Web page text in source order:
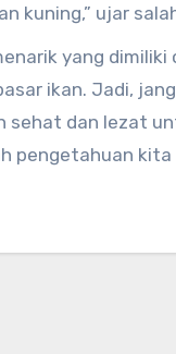
kuning,” ujar
yang dimiliki
ikan. Jadi,
sehat dan lezat
pengetahuan